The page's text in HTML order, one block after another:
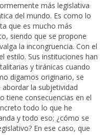
más legislativa
del mundo. Es como lo
que es mucho más
siendo que se propone
la incongruencia. Con el
estilo. Sus instituciones han
y tiránicas cuando
digamos originario, se
la subjetividad
tiene consecuencias en el
todo lo que he
y todo eso; ¿cómo se
En ese caso, que